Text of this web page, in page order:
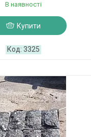
В наявності
Купити
3325